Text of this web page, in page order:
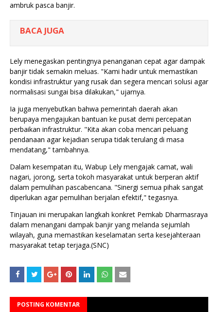
ambruk pasca banjir.
BACA JUGA
Lely menegaskan pentingnya penanganan cepat agar dampak
banjir tidak semakin meluas. "Kami hadir untuk memastikan
kondisi infrastruktur yang rusak dan segera mencari solusi agar
normalisasi sungai bisa dilakukan," ujarnya.
Ia juga menyebutkan bahwa pemerintah daerah akan
berupaya mengajukan bantuan ke pusat demi percepatan
perbaikan infrastruktur. "Kita akan coba mencari peluang
pendanaan agar kejadian serupa tidak terulang di masa
mendatang," tambahnya.
Dalam kesempatan itu, Wabup Lely mengajak camat, wali
nagari, jorong, serta tokoh masyarakat untuk berperan aktif
dalam pemulihan pascabencana. "Sinergi semua pihak sangat
diperlukan agar pemulihan berjalan efektif," tegasnya.
Tinjauan ini merupakan langkah konkret Pemkab Dharmasraya
dalam menangani dampak banjir yang melanda sejumlah
wilayah, guna memastikan keselamatan serta kesejahteraan
masyarakat tetap terjaga.(SNC)
POSTING KOMENTAR